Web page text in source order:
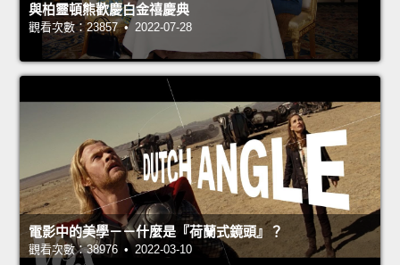
與柏靈頓熊歡慶白金禧慶典
觀看次數：23857 • 2022-07-28
電影中的美學－－什麼是『荷蘭式鏡頭』？
觀看次數：38976 • 2022-03-10